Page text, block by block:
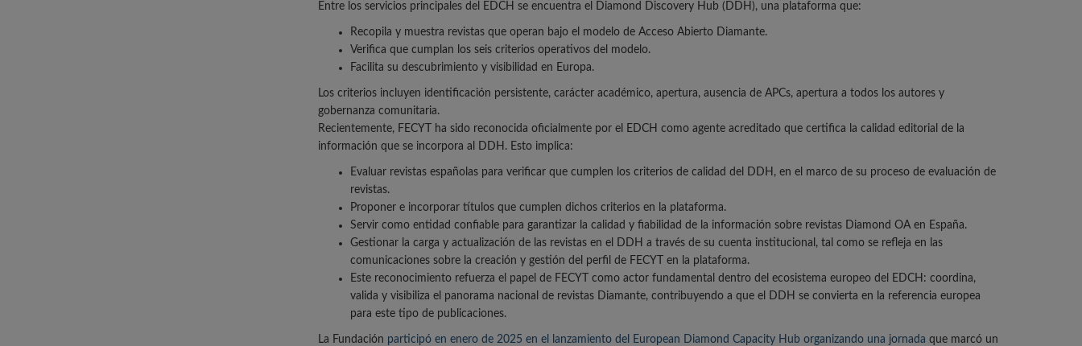
Entre los servicios principales del EDCH se encuentra el Diamond Discovery Hub (DDH), una plataforma que:
Recopila y muestra revistas que operan bajo el modelo de Acceso Abierto Diamante.
Verifica que cumplan los seis criterios operativos del modelo.
Facilita su descubrimiento y visibilidad en Europa.
Los criterios incluyen identificación persistente, carácter académico, apertura, ausencia de APCs, apertura a todos los autores y
gobernanza comunitaria.
Recientemente, FECYT ha sido reconocida oficialmente por el EDCH como agente acreditado que certifica la calidad editorial de la
información que se incorpora al DDH. Esto implica:
Evaluar revistas españolas para verificar que cumplen los criterios de calidad del DDH, en el marco de su proceso de evaluación de
revistas.
Proponer e incorporar títulos que cumplen dichos criterios en la plataforma.
Servir como entidad confiable para garantizar la calidad y fiabilidad de la información sobre revistas Diamond OA en España.
Gestionar la carga y actualización de las revistas en el DDH a través de su cuenta institucional, tal como se refleja en las
comunicaciones sobre la creación y gestión del perfil de FECYT en la plataforma.
Este reconocimiento refuerza el papel de FECYT como actor fundamental dentro del ecosistema europeo del EDCH: coordina,
valida y visibiliza el panorama nacional de revistas Diamante, contribuyendo a que el DDH se convierta en la referencia europea
para este tipo de publicaciones.
La Fundación participó en enero de 2025 en el lanzamiento del European Diamond Capacity Hub organizando una jornada que marcó un